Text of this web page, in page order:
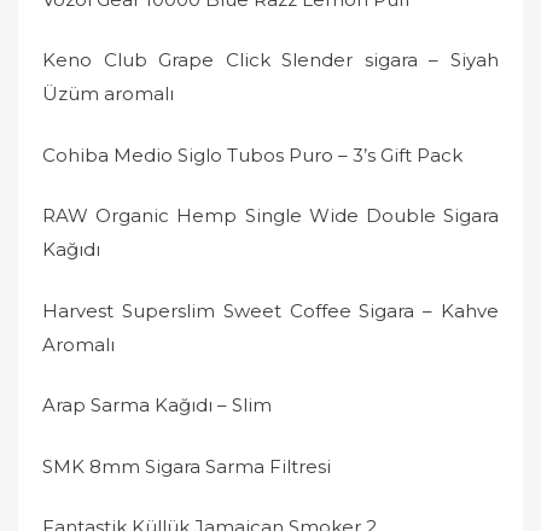
Keno Club Grape Click Slender sigara – Siyah
Üzüm aromalı
Cohiba Medio Siglo Tubos Puro – 3’s Gift Pack
RAW Organic Hemp Single Wide Double Sigara
Kağıdı
Harvest Superslim Sweet Coffee Sigara – Kahve
Aromalı
Arap Sarma Kağıdı – Slim
SMK 8mm Sigara Sarma Filtresi